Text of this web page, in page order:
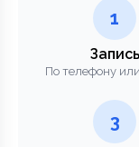
1
Запись
По телефону
3